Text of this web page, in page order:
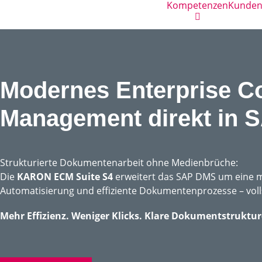
Kompetenzen
Modernes Enterprise
Management direkt in
Strukturierte Dokumentenarbeit ohne Medienbrüche:
Die KARON ECM Suite S4 erweitert das SAP DMS um
Automatisierung und effiziente Dokumentenprozesse –
Mehr Effizienz. Weniger Klicks. Klare